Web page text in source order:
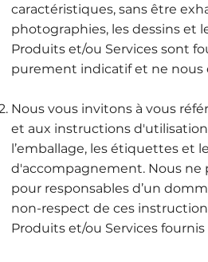
caractéristiques, sans être
photographies, les dessins et
Produits et/ou Services sont
purement indicatif et ne nous
Nous vous invitons à vous
et aux instructions
l’emballage, les étiquettes et
d'accompagnement. Nous ne
pour responsables d’un
non-respect de ces
Produits et/ou Services